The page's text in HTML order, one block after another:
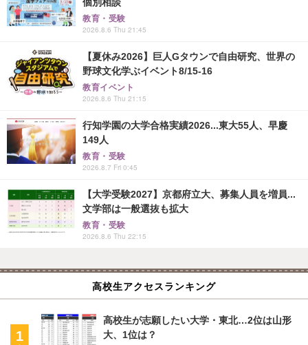
教育・受験
2026.8.6 Thu 21:45
【夏休み2026】巨人Gタウンで自由研究、世界の
野球文化学ぶイベント8/15-16
教育イベント
2026.8.6 Thu 21:15
行知学園の大学合格実績2026...東大55人、早慶
149人
教育・受験
2026.8.7 Fri 0:45
【大学受験2027】京都府立大、募集人員を増員...
文学部は一般選抜も拡大
教育・受験
2026.8.6 Thu 22:15
高校生アクセスランキング
高校生が志願したい大学・東北…2位は山形
大、1位は？